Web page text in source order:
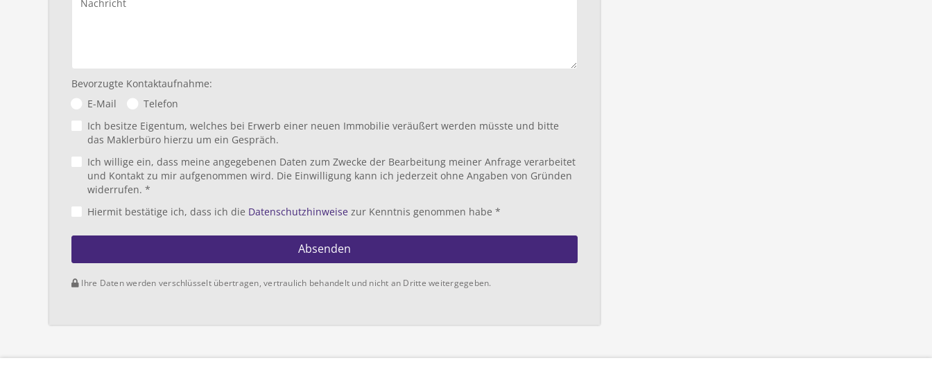
Nachricht
Bevorzugte Kontaktaufnahme:
E-Mail
Telefon
Ich besitze Eigentum, welches bei Erwerb einer neuen Immobilie veräußert werden müsste und bitte
das Maklerbüro hierzu um ein Gespräch.
Ich willige ein, dass meine angegebenen Daten zum Zwecke der Bearbeitung meiner Anfrage verarbeitet
und Kontakt zu mir aufgenommen wird. Die Einwilligung kann ich jederzeit ohne Angaben von Gründen
widerrufen. *
Hiermit bestätige ich, dass ich die Datenschutzhinweise zur Kenntnis genommen habe *
Absenden
Ihre Daten werden verschlüsselt übertragen, vertraulich behandelt und nicht an Dritte weitergegeben.